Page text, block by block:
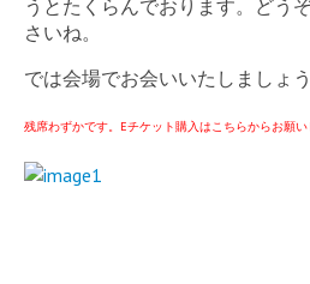
うとたくらんでおります。どう
さいね。
では会場でお会いいたしましょう
残席わずかです。Eチケット購入はこちらからお願い